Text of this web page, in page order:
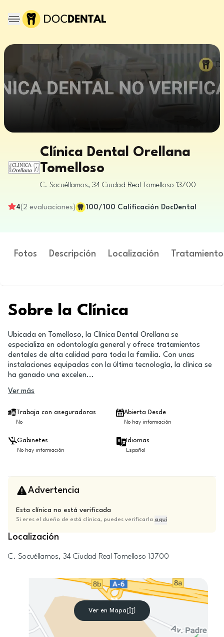
Clínica Dental Orellana
Tomelloso
C. Socuéllamos, 34 Ciudad Real Tomelloso 13700
4( 2 evaluaciones) 100/100 Calificación DocDental
Fotos Descripción Localización
Sobre la Clínica
Ubicada en Tomelloso, la Clínica Dental Orellana se
especializa en odontología general y ofrece tratamientos
dentales de alta calidad para toda la familia. Con unas
instalaciones equipadas con la última tecnología, la clínica se
ha ganado una excelen...
Ver más
Trabaja con aseguradoras
No
Abierta Desde
No hay información
Gabinetes
No hay información
Idiomas
Español
Advertencia
Esta clínica no está verificada
Si eres el dueño de está clínica, puedes verificarla aquí
Localización
C. Socuéllamos, 34 Ciudad Real Tomelloso 13700
Ver en Mapa